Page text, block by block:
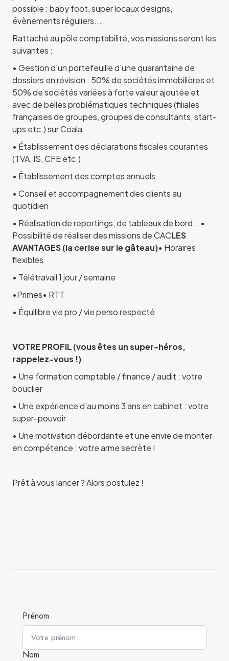
possible : baby foot, super locaux designs,
évènements réguliers...
Rattaché au pôle comptabilité, vos missions seront les
suivantes :
• Gestion d'un portefeuille d'une quarantaine de
dossiers en révision : 50% de sociétés immobilières et
50% de sociétés variées à forte valeur ajoutée et
avec de belles problématiques techniques (filiales
françaises de groupes, groupes de consultants, start-
ups etc.) sur Coala
• Établissement des déclarations fiscales courantes
(TVA, IS, CFE etc.)
• Établissement des comptes annuels
• Conseil et accompagnement des clients au
quotidien
• Réalisation de reportings, de tableaux de bord...•
Possibilité de réaliser des missions de CACLES
AVANTAGES (la cerise sur le gâteau)• Horaires
flexibles
• Télétravail 1 jour / semaine
•Primes• RTT
• Équilibre vie pro / vie perso respecté
VOTRE PROFIL (vous êtes un super-héros,
rappelez-vous !)
• Une formation comptable / finance / audit : votre
bouclier
• Une expérience d’au moins 3 ans en cabinet : votre
super-pouvoir
• Une motivation débordante et une envie de monter
en compétence : votre arme secrète !
Prêt à vous lancer ? Alors postulez !
Prénom
Nom